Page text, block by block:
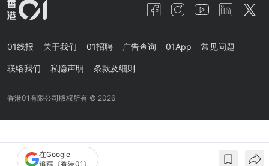
在Google
追踪《香港01》
01线报 关于我们 01招聘 广告查询 01App 常见问题
联络我们 私隐声明 条款及细则
香港01有限公司版权所有 © 2026